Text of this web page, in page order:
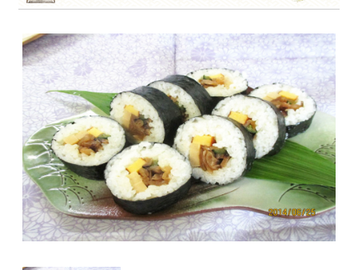
~999円
1,000~1,999円
2,000~2,999円
3,000~3999円
4,000~7999円
8,000円~
食材から選ぶ
お肉メイン弁当